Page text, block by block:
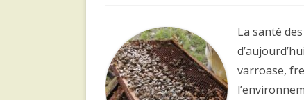
La santé
varroase,